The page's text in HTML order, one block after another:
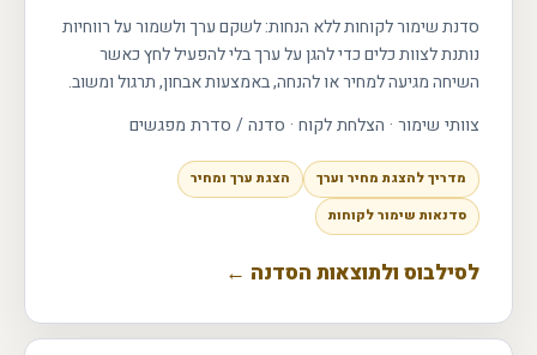
סדנת שימור לקוחות ללא הנחות: לשקם ערך ולשמור על רווחיות
נותנת לצוות כלים כדי להגן על ערך בלי להפעיל לחץ כאשר
השיחה מגיעה למחיר או להנחה, באמצעות אבחון, תרגול ומשוב.
צוותי שימור · הצלחת לקוח · סדנה / סדרת מפגשים
מדריך להצגת מחיר וערך
הצגת ערך ומחיר
סדנאות שימור לקוחות
לסילבוס ולתוצאות הסדנה ←